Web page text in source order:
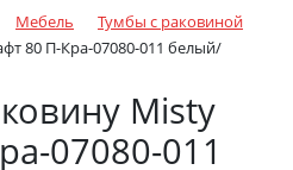
Мебель
Тумбы с раковиной
80 П-Кра-07080-011 белый/
Misty
07080-011